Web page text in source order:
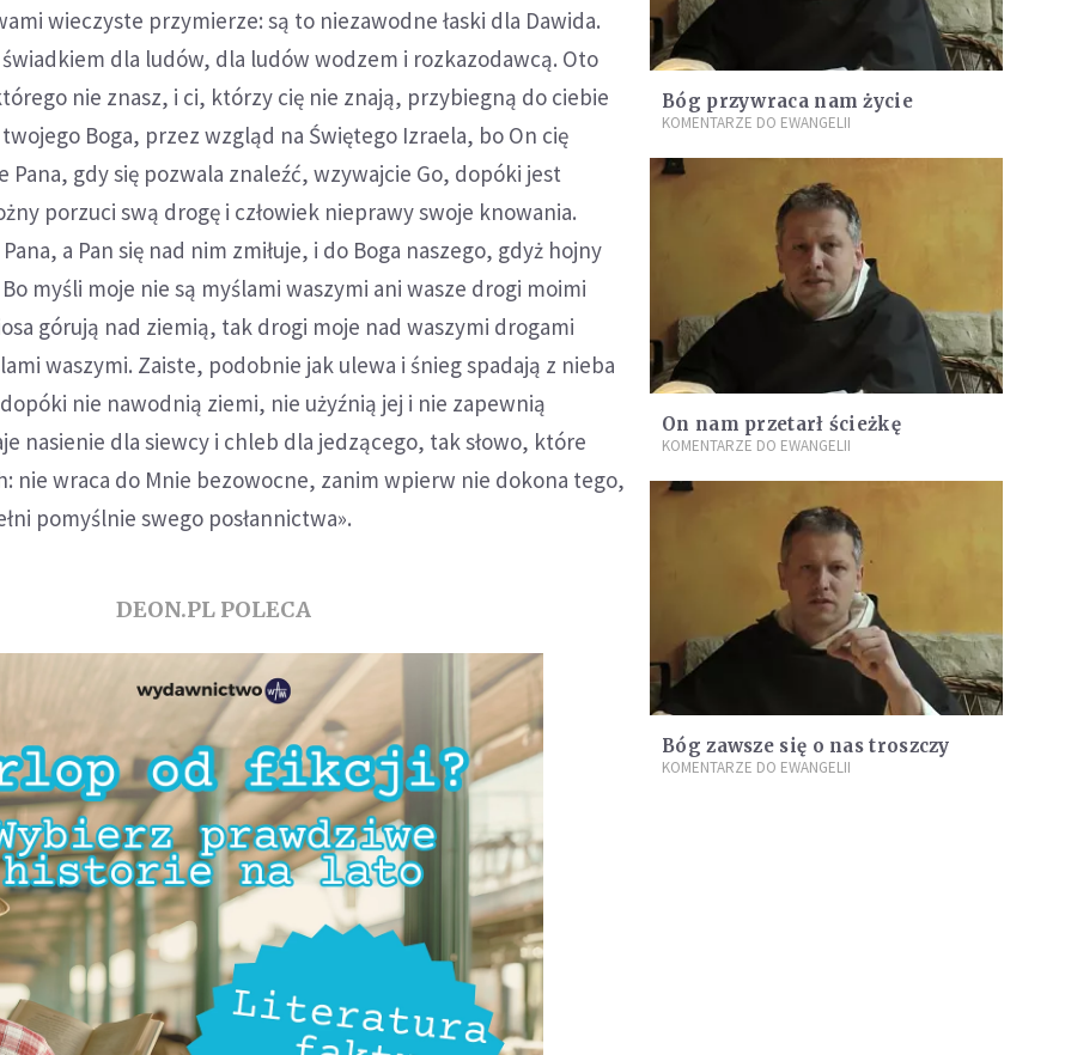
wieczyste przymierze: są to niezawodne łaski dla Dawida.
świadkiem dla ludów, dla ludów wodzem i rozkazodawcą. Oto
nie znasz, i ci, którzy cię nie znają, przybiegną do ciebie
Boga, przez wzgląd na Świętego Izraela, bo On cię
Pana, gdy się pozwala znaleźć, wzywajcie Go, dopóki jest
porzuci swą drogę i człowiek nieprawy swoje knowania.
a Pan się nad nim zmiłuje, i do Boga naszego, gdyż hojny
myśli moje nie są myślami waszymi ani wasze drogi moimi
górują nad ziemią, tak drogi moje nad waszymi drogami
waszymi. Zaiste, podobnie jak ulewa i śnieg spadają z nieba
nie nawodnią ziemi, nie użyźnią jej i nie zapewnią
nasienie dla siewcy i chleb dla jedzącego, tak słowo, które
nie wraca do Mnie bezowocne, zanim wpierw nie dokona tego,
pomyślnie swego posłannictwa».
DEON.PL POLECA
Bóg przywraca nam życie
KOMENTARZE DO EWANGELII
On nam przetarł ścieżkę
KOMENTARZE DO EWANGELII
Bóg zawsze się o nas troszczy
KOMENTARZE DO EWANGELII